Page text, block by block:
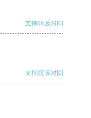
支持[0] 反对[0]
支持[0] 反对[0]